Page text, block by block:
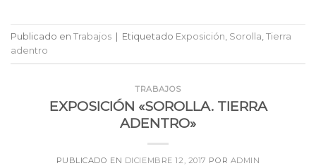
Publicado en Trabajos | Etiquetado Exposición Sorolla Tierra
adentro
TRABAJOS
EXPOSICIÓN «SOROLLA. TIERRA
ADENTRO»
PUBLICADO EN DICIEMBRE 12, 2017 POR ADMIN